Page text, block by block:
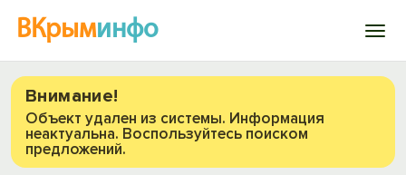
ВКрыминфо
Избранное
Внимание!
Объект удален из системы. Информация
неактуальна. Воспользуйтесь поиском
предложений.